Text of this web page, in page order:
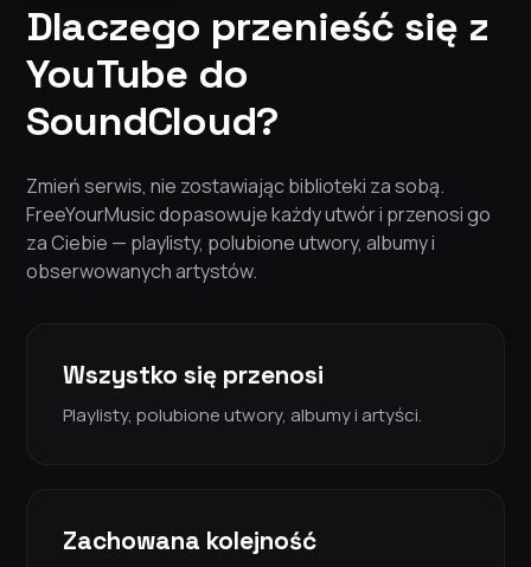
Dlaczego przenieść się z
YouTube do
SoundCloud?
Zmień serwis, nie zostawiając biblioteki za sobą.
FreeYourMusic dopasowuje każdy utwór i przenosi go
za Ciebie — playlisty, polubione utwory, albumy i
obserwowanych artystów.
Wszystko się przenosi
Playlisty, polubione utwory, albumy i artyści.
Zachowana kolejność